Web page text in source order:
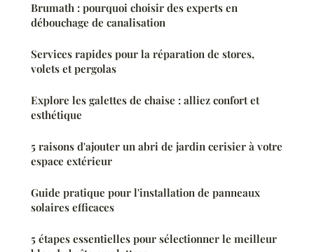
Brumath : pourquoi choisir des experts en
débouchage de canalisation
Services rapides pour la réparation de stores,
volets et pergolas
Explore les galettes de chaise : alliez confort et
esthétique
5 raisons d'ajouter un abri de jardin cerisier à votre
espace extérieur
Guide pratique pour l'installation de panneaux
solaires efficaces
5 étapes essentielles pour sélectionner le meilleur